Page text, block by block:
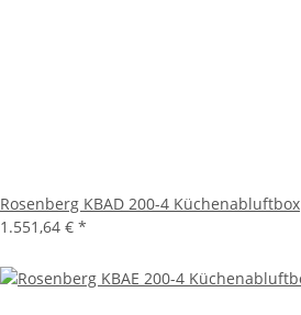
Rosenberg KBAD 200-4 Küchenabluftbox
1.551,64 € *